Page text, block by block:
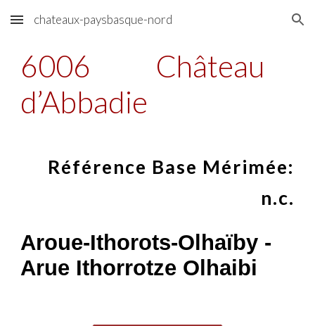
Skip to main content Skip to navigation
chateaux-paysbasque-nord
6006
Château
d’Abbadie
Référence Base Mérimée:
n.c.
Aroue-Ithorots-Olhaïby -
Arue Ithorrotze Olhaibi